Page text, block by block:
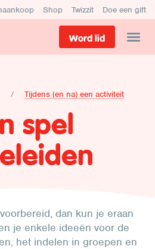
Shop Twizzit Doe een gift
Word lid
Tijdens (en na) een activiteit
spel
dan kun je eraan
je enkele ideeën voor de
het indelen in groepen en